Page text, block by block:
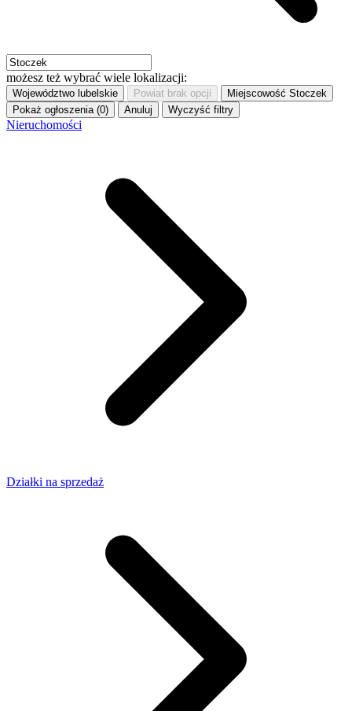
możesz też wybrać wiele lokalizacji:
Województwo lubelskie Powiat brak opcji Miejscowość Stoczek
Pokaż ogłoszenia (0)
Anuluj Wyczyść filtry
Nieruchomości
Działki na sprzedaż